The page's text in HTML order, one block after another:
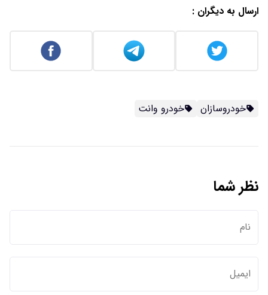
ارسال به دیگران :
خودروسازان خودرو وانت
نظر شما